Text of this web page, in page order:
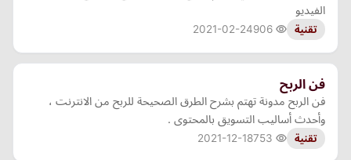
الفيديو
تقنية 2021-02-24
فن الربح
فن الربح مدونة تهتم بشرح الطرق الصحيحة للربح من الانترنت ،
وأحدث أساليب التسويق بالمحتوى .
تقنية 2021-12-18